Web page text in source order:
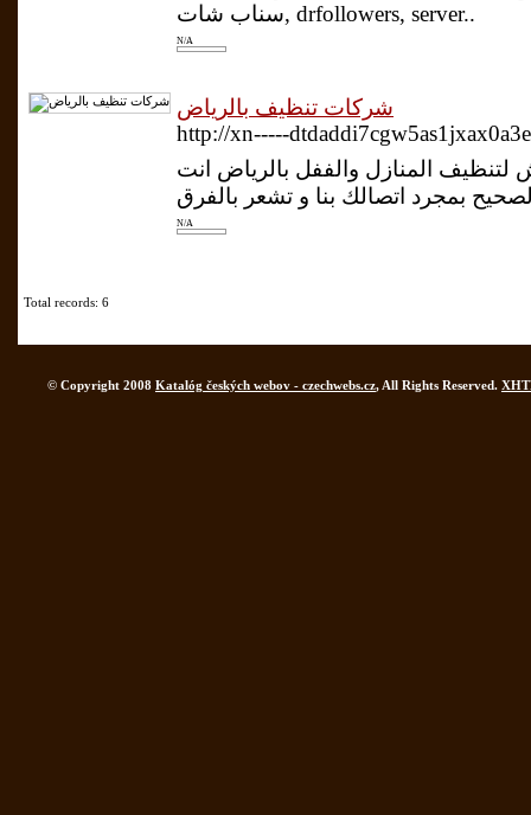
سناب شات, drfollowers, server..
N/A
شركات تنظيف بالرياض
http://xn-----
المنازل والففل بالرياض انت
N/A
Total records: 6
© Copyright 2008 Katalóg českých webov - czechwebs.cz, All Rights Reserved.